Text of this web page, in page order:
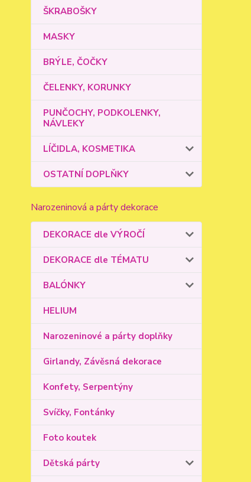
ŠKRABOŠKY
MASKY
BRÝLE, ČOČKY
ČELENKY, KORUNKY
PUNČOCHY, PODKOLENKY,
NÁVLEKY
LÍČIDLA, KOSMETIKA
OSTATNÍ DOPLŇKY
Narozeninová a párty dekorace
DEKORACE dle VÝROČÍ
DEKORACE dle TÉMATU
BALÓNKY
HELIUM
Narozeninové a párty doplňky
Girlandy, Závěsná dekorace
Konfety, Serpentýny
Svíčky, Fontánky
Foto koutek
Dětská párty